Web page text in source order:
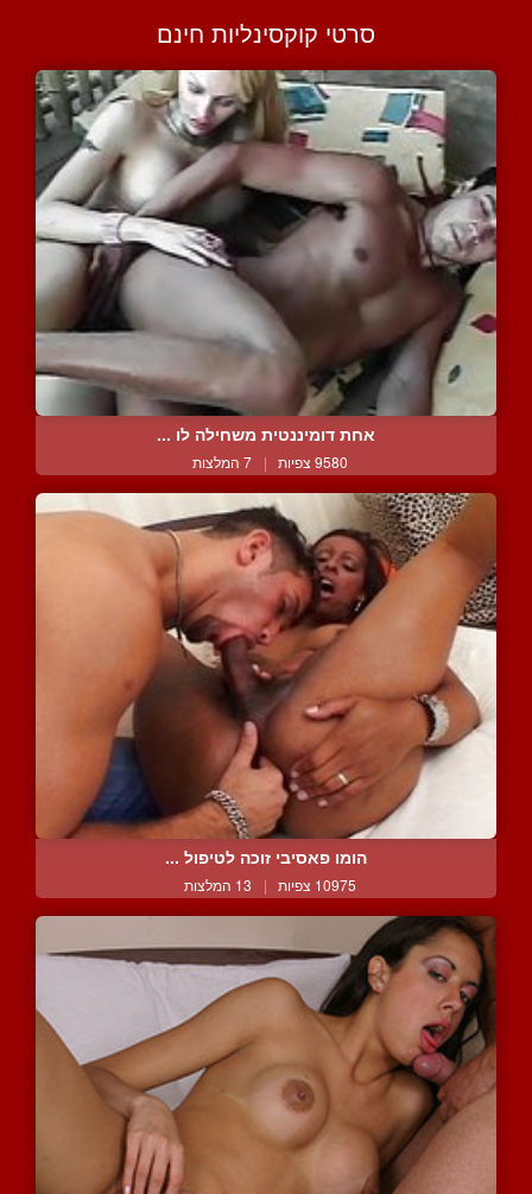
סרטי קוקסינליות חינם
אחת דומיננטית משחילה לו ...
9580 צפיות | 7 המלצות
הומו פאסיבי זוכה לטיפול ...
10975 צפיות | 13 המלצות